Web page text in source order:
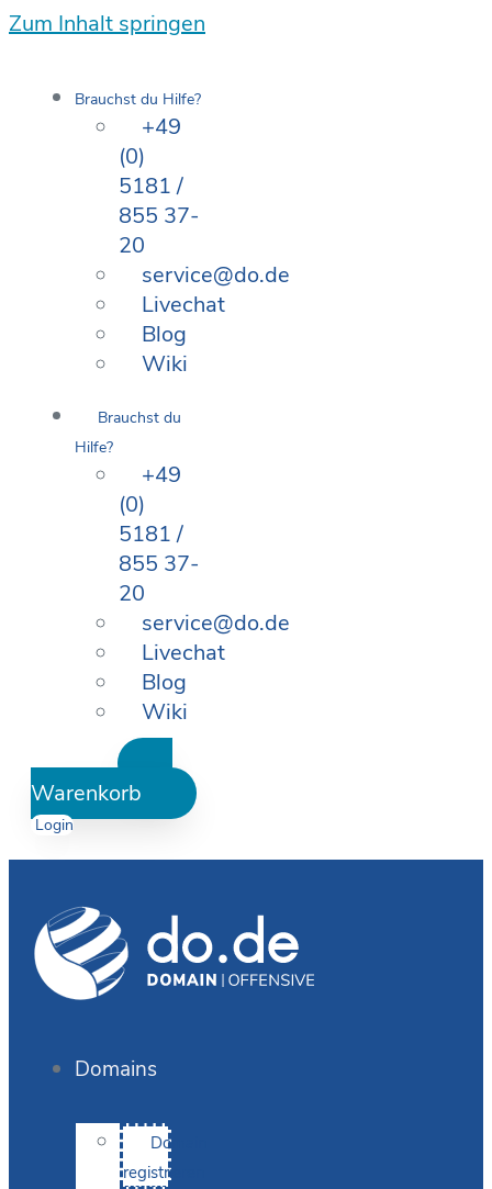
Zum Inhalt springen
Brauchst du Hilfe?
+49
(0)
5181 /
855 37-
20
service@do.de
Livechat
Blog
Wiki
Brauchst du
Hilfe?
+49
(0)
5181 /
855 37-
20
service@do.de
Livechat
Blog
Wiki
Warenkorb
Login
Domains
Domain
registrieren